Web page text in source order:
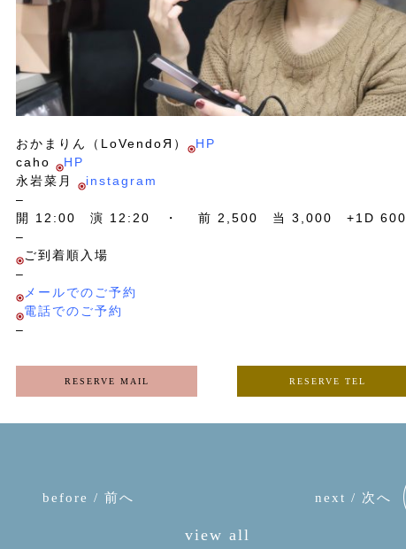
おかまりん（LoVendoЯ）
HP
caho
HP
永岩菜月
instagram
–
開 12:00 演 12:20 ・ 前 2,500 当 3,000 +1D 600
–
ご到着順入場
–
メールでのご予約
電話でのご予約
–
RESERVE MAIL RESERVE TEL
before / 前へ next / 次へ
view all